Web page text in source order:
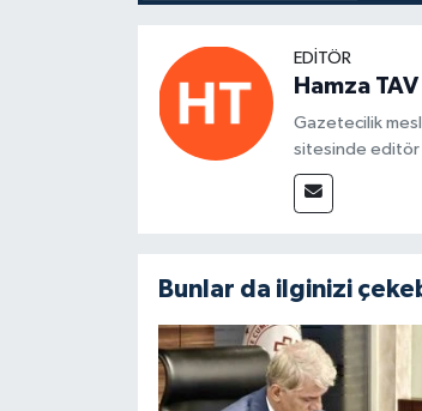
EDITÖR
Hamza TAV
Gazetecilik
sitesinde editör
Bunlar da ilginizi